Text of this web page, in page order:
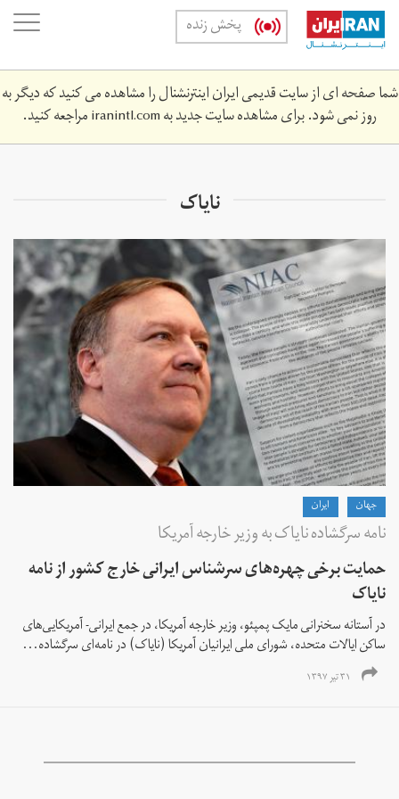
Skip
main
content
پخش زنده
شما صفحه ای از سایت قدیمی ایران اینترنشنال را مشاهده می کنید که دیگر به
روز نمی شود. برای مشاهده سایت جدید بهiranintl.comمراجعه کنید.
نایاک
جهان ايران
نامه سرگشاده نایاک به وزیر خارجه آمریکا
حمایت برخی چهره‌های سرشناس ایرانی خارج کشور از نامه
نایاک
در آستانه سخنرانی مایک پمپئو، وزیر خارجه آمریکا، در جمع ایرانی- آمریکایی‌های
ساکن ایالات متحده، شورای ملی ایرانیان آمریکا (نایاک) در نامه‌ای سرگشاده...
۳۱ تیر ۱۳۹۷